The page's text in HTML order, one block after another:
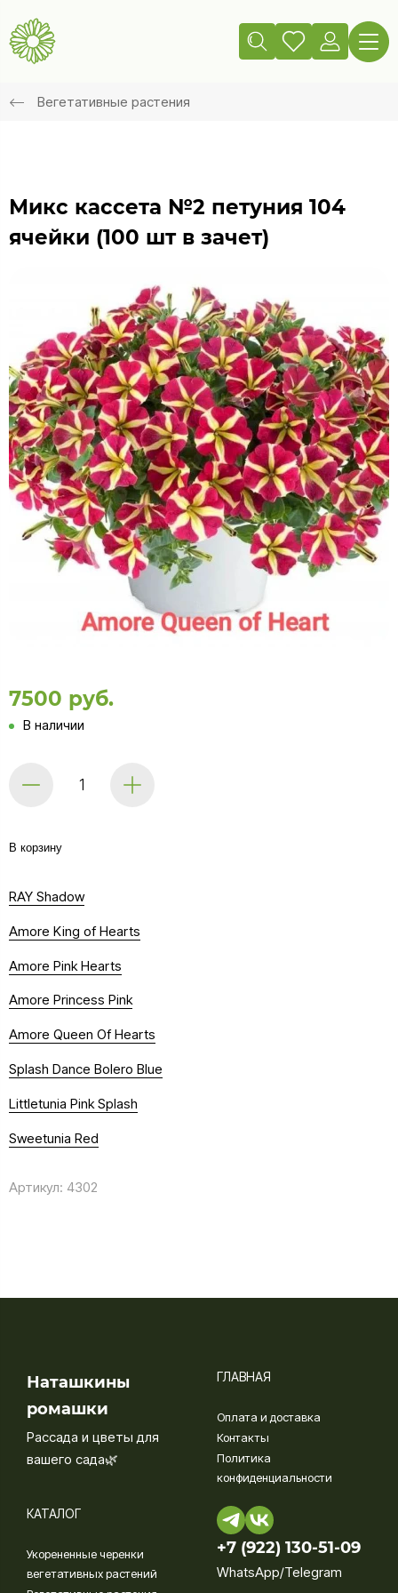
Вегетативные растения
Микс кассета №2 петуния 104
ячейки (100 шт в зачет)
7500 руб.
В наличии
В корзину
RAY Shadow
Amore King of Hearts
Amore Pink Hearts
Amore Princess Pink
Amore Queen Of Hearts
Splash Dance Bolero Blue
Littletunia Pink Splash
Sweetunia Red
Артикул: 4302
Наташкины
ромашки
Рассада и цветы для
вашего сада🌿
ГЛАВНАЯ
Оплата и доставка
Контакты
Политика
конфиденциальности
КАТАЛОГ
Укорененные черенки
вегетативных растений
+7 (922) 130-51-09‬
WhatsApp/Telegram